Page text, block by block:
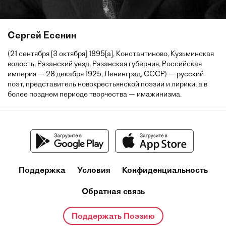
Сергей Есенин
(21 сентября [3 октября] 1895[a], Константиново, Кузьминская
волость, Рязанский уезд, Рязанская губерния, Российская
империя — 28 декабря 1925, Ленинград, СССР) — русский
поэт, представитель новокрестьянской поэзии и лирики, а в
более позднем периоде творчества — имажинизма.
Поддержка Условия Конфиденциальность
Обратная связь
Поддержать Поэзию